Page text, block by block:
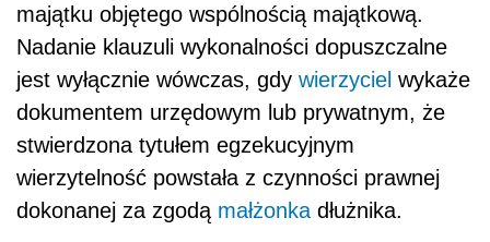
majątku objętego wspólnością majątkową.
Nadanie klauzuli wykonalności dopuszczalne
jest wyłącznie wówczas, gdy wierzyciel wykaże
dokumentem urzędowym lub prywatnym, że
stwierdzona tytułem egzekucyjnym
wierzytelność powstała z czynności prawnej
dokonanej za zgodą małżonka dłużnika.